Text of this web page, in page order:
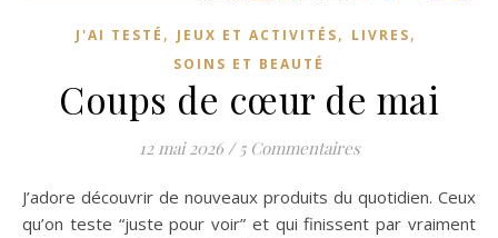
J'AI TESTÉ , JEUX ET ACTIVITÉS, LIVRES,
SOINS ET BEAUTÉ
Coups de cœur de mai
12 mai 2026 / 5 Commentaires
J’adore découvrir de nouveaux produits du quotidien. Ceux
qu’on teste “juste pour voir” et qui finissent par vraiment